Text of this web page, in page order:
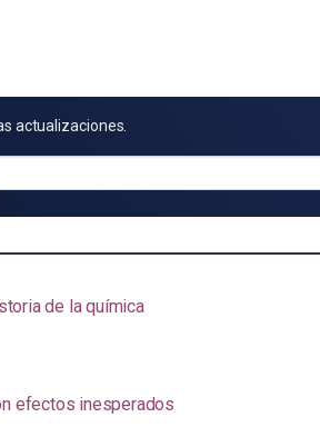
actualizaciones.
de la química
efectos inesperados